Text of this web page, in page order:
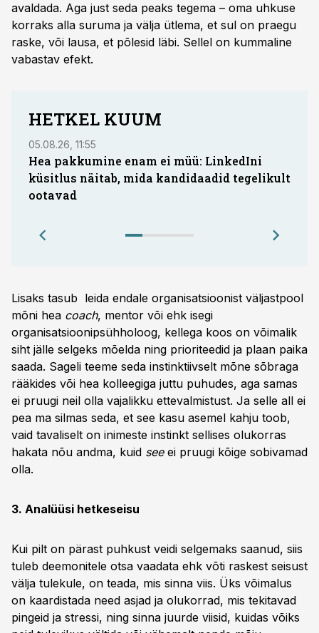
avaldada. Aga just seda peaks tegema – oma uhkuse
korraks alla suruma ja välja ütlema, et sul on praegu
raske, või lausa, et põlesid läbi. Sellel on kummaline
vabastav efekt.
HETKEL KUUM
05.08.26, 11:55
Hea pakkumine enam ei müü: LinkedIni
küsitlus näitab, mida kandidaadid tegelikult
ootavad
Lisaks tasub leida endale organisatsioonist väljastpool
mõni hea coach, mentor või ehk isegi
organisatsioonipsühholoog, kellega koos on võimalik
siht jälle selgeks mõelda ning prioriteedid ja plaan paika
saada. Sageli teeme seda instinktiivselt mõne sõbraga
rääkides või hea kolleegiga juttu puhudes, aga samas
ei pruugi neil olla vajalikku ettevalmistust. Ja selle all ei
pea ma silmas seda, et see kasu asemel kahju toob,
vaid tavaliselt on inimeste instinkt sellises olukorras
hakata nõu andma, kuid seeei pruugi kõige sobivamad
olla.
3. Analüüsi hetkeseisu
Kui pilt on pärast puhkust veidi selgemaks saanud, siis
tuleb deemonitele otsa vaadata ehk võti raskest seisust
välja tulekule, on teada, mis sinna viis. Üks võimalus
on kaardistada need asjad ja olukorrad, mis tekitavad
pingeid ja stressi, ning sinna juurde viisid, kuidas võiks